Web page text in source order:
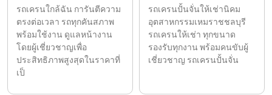
รถเครนใกล้ฉัน การันตีความ
ตรงต่อเวลา รถทุกคันสภาพ
พร้อมใช้งาน ดูแลหน้างาน
โดยผู้เชี่ยวชาญเพื่อ
ประสิทธิภาพสูงสุดในราคาที่
เป็
รถเครนปั้นจั่นให้เช่านิคม
อุตสาหกรรมเหมราชชลบุรี
รถเครนให้เช่า ทุกขนาด
รองรับทุกงาน พร้อมคนขับผู้
เชี่ยวชาญ รถเครนปั้นจั่น